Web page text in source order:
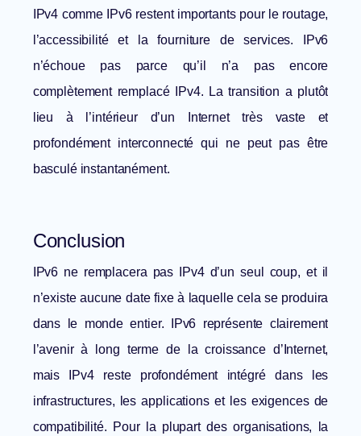
IPv4 comme IPv6 restent importants pour le routage,
l’accessibilité et la fourniture de services. IPv6
n’échoue pas parce qu’il n’a pas encore
complètement remplacé IPv4. La transition a plutôt
lieu à l’intérieur d’un Internet très vaste et
profondément interconnecté qui ne peut pas être
basculé instantanément.
Conclusion
IPv6 ne remplacera pas IPv4 d’un seul coup, et il
n’existe aucune date fixe à laquelle cela se produira
dans le monde entier. IPv6 représente clairement
l’avenir à long terme de la croissance d’Internet,
mais IPv4 reste profondément intégré dans les
infrastructures, les applications et les exigences de
compatibilité. Pour la plupart des organisations, la